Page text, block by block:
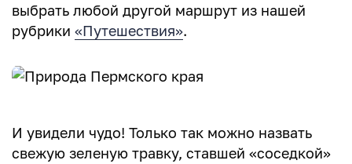
выбрать любой другой маршрут из нашей
рубрики «Путешествия».
И увидели чудо! Только так можно назвать
свежую зеленую травку, ставшей «соседкой»